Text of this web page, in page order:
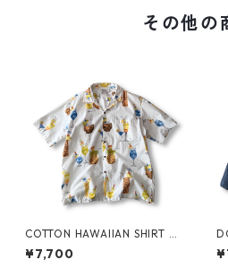
その他の
COTTON HAWAIIAN SHIRT by
PACIFIC LEGEND
¥7,700